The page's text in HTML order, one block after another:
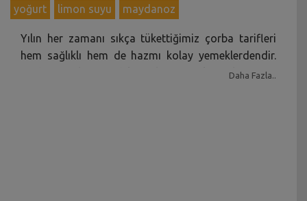
yoğurt
limon suyu maydanoz
Yılın her zamanı sıkça tükettiğimiz çorba tarifleri
hem sağlıklı hem de hazmı kolay yemeklerdendir.
Çorba çeşitleri içindeki malzemeye, kıvamlarına ve
Daha Fazla..